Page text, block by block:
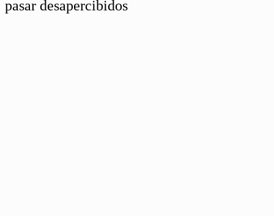
pasar desapercibidos